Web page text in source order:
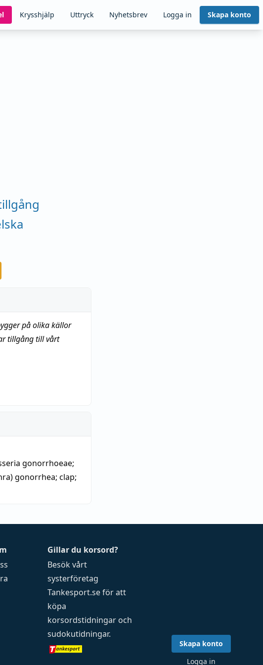
Krysshjälp Uttryck Nyhetsbrev Logga in Skapa konto
på olika källor
tillgång till vårt
gonorrhoeae;
gonorrhea; clap;
Gillar du korsord?
Besök vårt
systerföretag
Tankesport.seför att
köpa
korsordstidningar och
sudokutidningar.
Skapa konto
Logga in